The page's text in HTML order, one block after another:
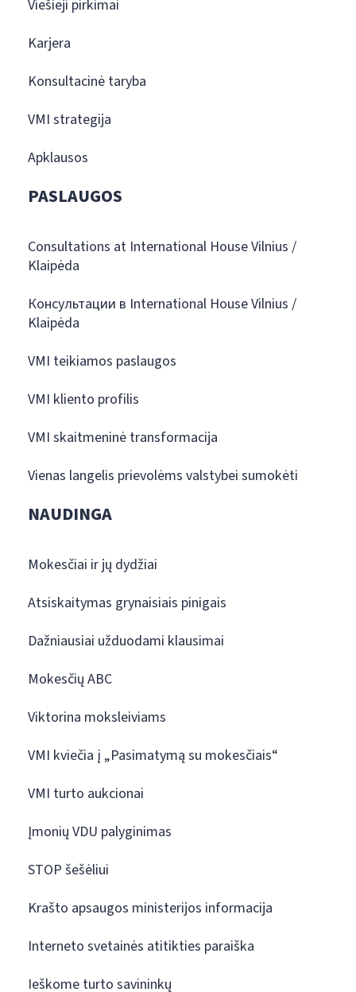
Viešieji pirkimai
Karjera
Konsultacinė taryba
VMI strategija
Apklausos
PASLAUGOS
Consultations at International House Vilnius /
Klaipėda
Консультации в International House Vilnius /
Klaipėda
VMI teikiamos paslaugos
VMI kliento profilis
VMI skaitmeninė transformacija
Vienas langelis prievolėms valstybei sumokėti
NAUDINGA
Mokesčiai ir jų dydžiai
Atsiskaitymas grynaisiais pinigais
Dažniausiai užduodami klausimai
Mokesčių ABC
Viktorina moksleiviams
VMI kviečia į „Pasimatymą su mokesčiais“
VMI turto aukcionai
Įmonių VDU palyginimas
STOP šešėliui
Krašto apsaugos ministerijos informacija
Interneto svetainės atitikties paraiška
Ieškome turto savininkų